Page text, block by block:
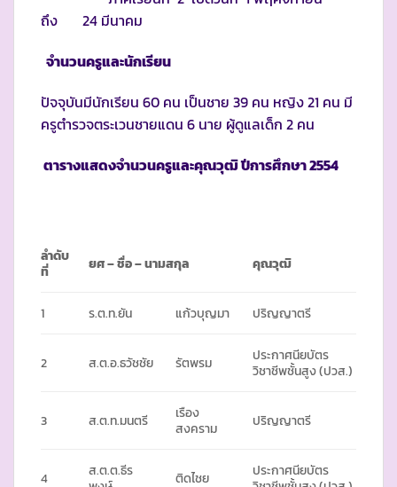
ถึง 24 มีนาคม
จำนวนครูและนักเรียน
ปัจจุบันมีนักเรียน 60 คน เป็นชาย 39 คน หญิง 21 คน มี
ครูตำรวจตระเวนชายแดน 6 นาย ผู้ดูแลเด็ก 2 คน
ตารางแสดงจำนวนครูและคุณวุฒิ ปีการศึกษา2554
ลำดับ
ที่
ยศ – ชื่อ – นามสกุล คุณวุฒิ
1 ร.ต.ท.ยัน แก้วบุญมา ปริญญาตรี
2 ส.ต.อ.ธวัชชัย รัตพรม
ประกาศนียบัตร
วิชาชีพชั้นสูง (ปวส.)
3 ส.ต.ท.มนตรี
เรือง
สงคราม
ปริญญาตรี
4
ส.ต.ต.ธีร
ติดไชย
ประกาศนียบัตร